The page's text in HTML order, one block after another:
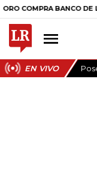
BANCO DE LA
EN VIVO